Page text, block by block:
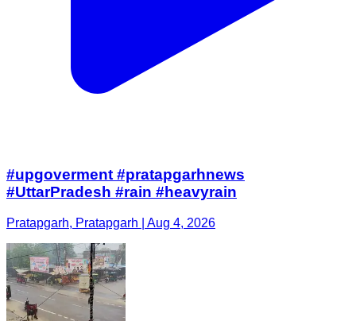
#upgoverment #pratapgarhnews
#UttarPradesh #rain #heavyrain
Pratapgarh, Pratapgarh | Aug 4, 2026